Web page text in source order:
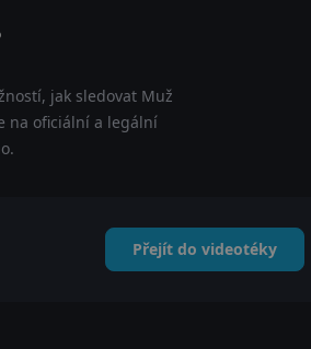
jak sledovat Muž
na oficiální a legální
Přejít do videotéky